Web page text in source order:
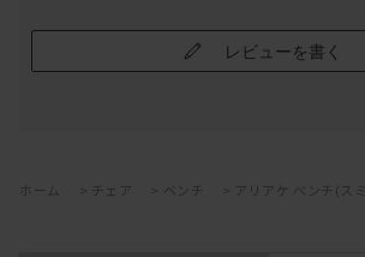
レビューを書く
ホーム チェア ベンチ アリアケ ベンチ(スミ)